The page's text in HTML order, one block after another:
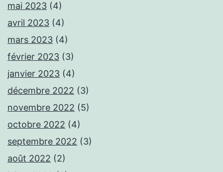
mai 2023 (4)
avril 2023 (4)
mars 2023 (4)
février 2023 (3)
janvier 2023 (4)
décembre 2022 (3)
novembre 2022 (5)
octobre 2022 (4)
septembre 2022 (3)
août 2022 (2)